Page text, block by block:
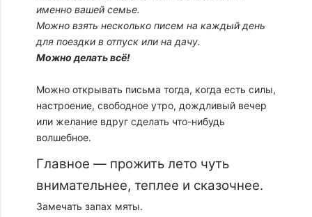
именно вашей семье.
Можно взять несколько писем на каждый день
для поездки в отпуск или на дачу.
Можно делать всё!
Можно открывать письма тогда, когда есть силы,
настроение, свободное утро, дождливый вечер
или желание вдруг сделать что-нибудь
волшебное.
Главное — прожить лето чуть
внимательнее, теплее и сказочнее.
Замечать запах мяты.